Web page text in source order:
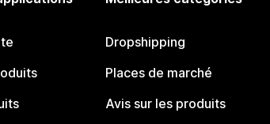
Dropshipping
Places de marché
Avis sur les produits